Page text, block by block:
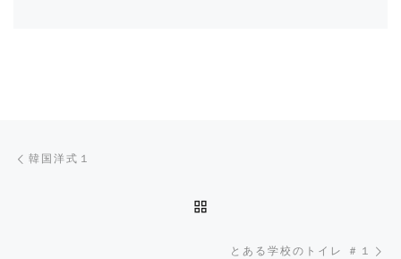
韓国洋式１
とある学校のトイレ ＃１